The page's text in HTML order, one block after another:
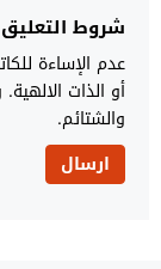
شروط
عدم الإساءة
أو الذات
والشتائم.